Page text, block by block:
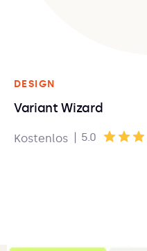
DESIGN
Variant Wizard
Kostenlos 5.0